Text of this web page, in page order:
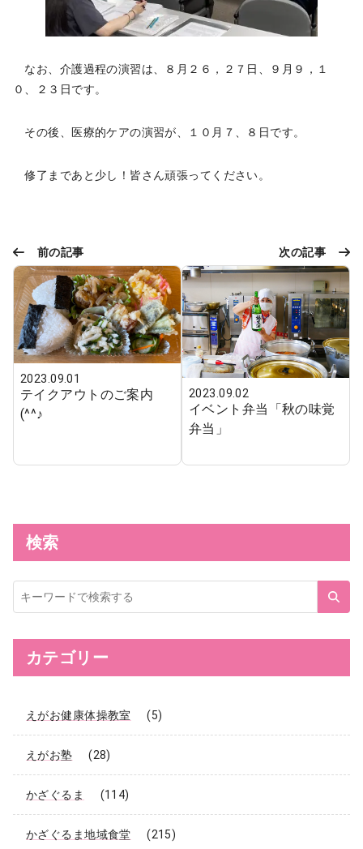
なお、介護過程の演習は、８月２６，２７日、９月９，１
０、２３日です。
その後、医療的ケアの演習が、１０月７、８日です。
修了まであと少し！皆さん頑張ってください。
前の記事
2023.09.01
テイクアウトのご案内
(^^♪
次の記事
2023.09.02
イベント弁当「秋の味覚
弁当」
検索
サ
イ
ト
検
カテゴリー
えがお健康体操教室 (5)
えがお塾 (28)
かざぐるま (114)
かざぐるま地域食堂 (215)